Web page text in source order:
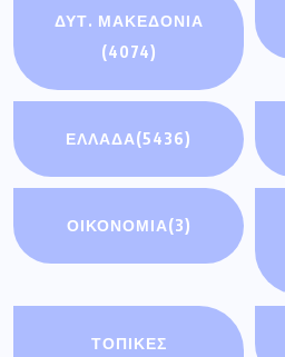
ΔΥΤ. ΜΑΚΕΔΟΝΙΑ
(4074)
ΕΛΛΑΔΑ(5436)
ΟΙΚΟΝΟΜΊΑ(3)
ΤΟΠΙΚΕΣ